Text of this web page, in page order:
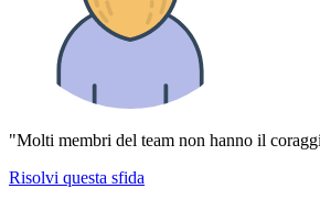
"Molti membri del team non hanno il
Risolvi questa sfida